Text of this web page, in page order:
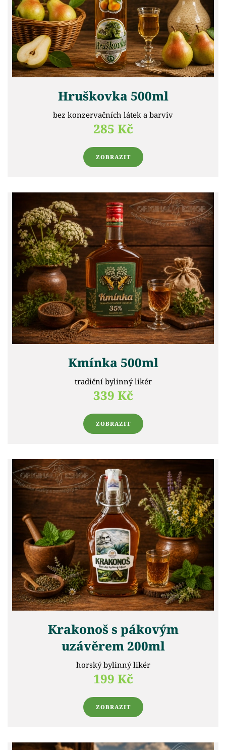
Hruškovka 500ml
bez konzervačních látek a barviv
285 Kč
ZOBRAZIT
Kmínka 500ml
tradiční bylinný likér
339 Kč
ZOBRAZIT
Krakonoš s pákovým
uzávěrem 200ml
horský bylinný likér
199 Kč
ZOBRAZIT